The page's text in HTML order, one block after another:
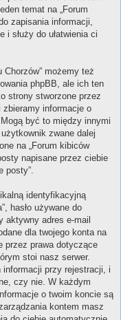
temat na „Forum
zapisania informacji,
i służy do ułatwienia ci
Chorzów” możemy też
phpBB, ale ich ten
strony stworzone przez
zbieramy informacje o
być to między innymi
zwane dalej
na „Forum kibiców
napisane przez ciebie
posty”.
identyfikacyjną
hasło używane do
aktywny adres e-mail
dla twojego konta na
przez prawa dotyczące
stoi nasz serwer.
informacji przy rejestracji, i
czy nie. W każdym
o twoim koncie są
kontem masz